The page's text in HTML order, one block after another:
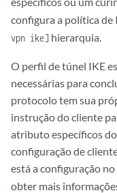
configura a política de
vpn ike] hierarquia.
O perfil de túnel IKE
necessárias para
protocolo tem sua
instrução do cliente
atributo específicos
configuração de
está a configuração
obter mais